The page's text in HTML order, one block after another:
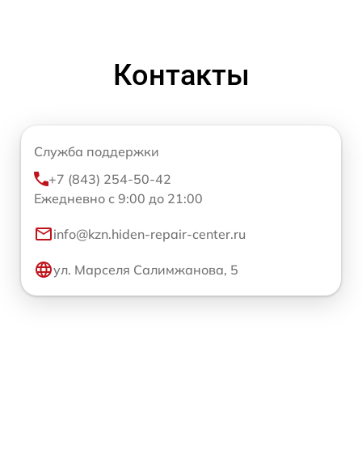
Контакты
Служба поддержки
+7 (843) 254-50-42
Ежедневно с 9:00 до 21:00
info@kzn.hiden-repair-center.ru
ул. Марселя Салимжанова, 5